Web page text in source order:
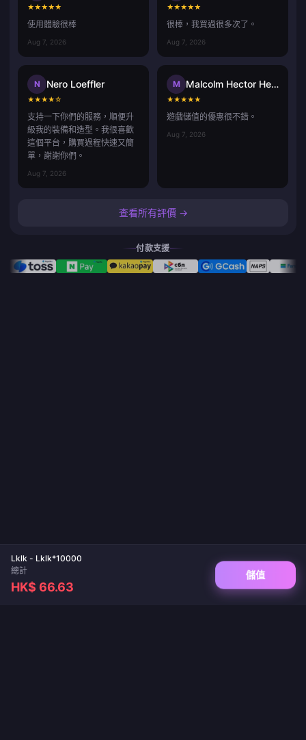
Lklk - Lklk*10000
總計
HK$ 66.63
儲值
★★★★★
使用體驗很棒
Aug 7, 2026
★★★★★
很棒，我買過很多次了。
Aug 7, 2026
N Nero Loeffler
★★★★☆
支持一下你們的服務，順便升
級我的裝備和造型。我很喜歡
這個平台，購買過程快速又簡
單，謝謝你們。
Aug 7, 2026
M Malcolm Hector Herce
★★★★★
遊戲儲值的優惠很不錯。
Aug 7, 2026
查看所有評價 →
付款支援